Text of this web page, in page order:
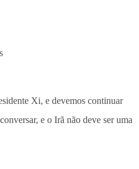
Xi, e devemos continuar
e o Irã não deve ser uma